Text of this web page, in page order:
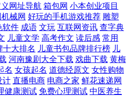
网址导航 箱包网 小本创业项目
械网 好玩的手机游戏推荐 雕塑
软件 成语 文玩 互联网资讯 查字典
儿童文学 高考作文 读后感 常用
十大排名 儿童书包品牌排行榜 儿
河南豫剧大全下载 戏曲下载 黄梅
名 女孩起名 道德经原文 女性购物
计 直播电商 电商之家 鲜花速递网
健康测试 免费心理测试 中医养生